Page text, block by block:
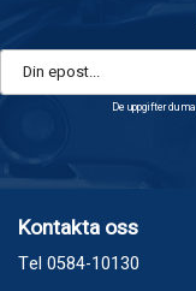
De uppgifter du
Kontakta oss
Tel 0584-10130